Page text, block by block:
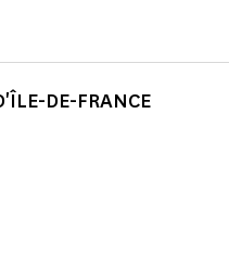
DE-FRANCE